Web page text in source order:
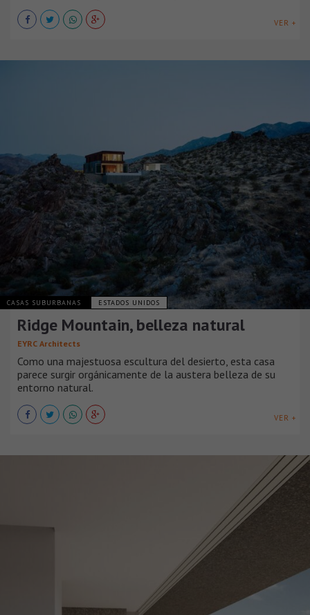
VER +
CASAS SUBURBANAS ESTADOS UNIDOS
Ridge Mountain, belleza natural
EYRC Architects
Como una majestuosa escultura del desierto, esta casa
parece surgir orgánicamente de la austera belleza de su
entorno natural.
VER +